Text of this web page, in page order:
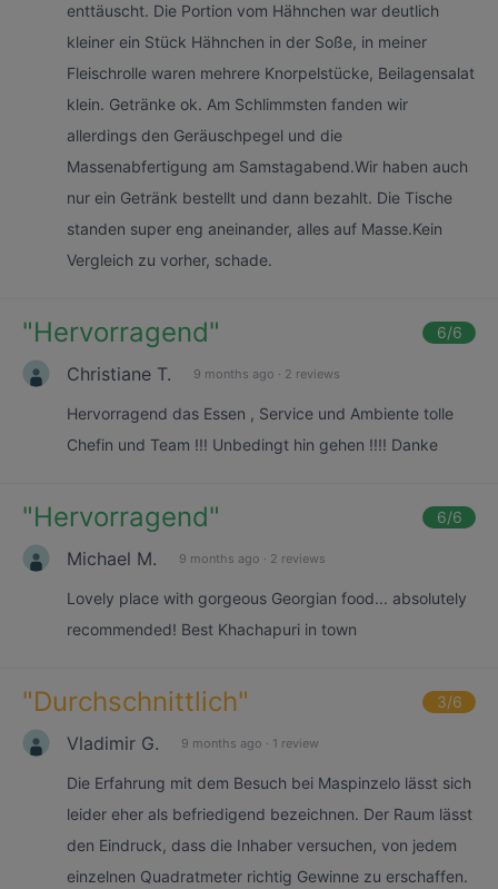
enttäuscht. Die Portion vom Hähnchen war deutlich
kleiner ein Stück Hähnchen in der Soße, in meiner
Fleischrolle waren mehrere Knorpelstücke, Beilagensalat
klein. Getränke ok. Am Schlimmsten fanden wir
allerdings den Geräuschpegel und die
Massenabfertigung am Samstagabend.Wir haben auch
nur ein Getränk bestellt und dann bezahlt. Die Tische
standen super eng aneinander, alles auf Masse.Kein
Vergleich zu vorher, schade.
"Hervorragend" 6/6
Christiane T. 9 months ago · 2 reviews
Hervorragend das Essen , Service und Ambiente tolle
Chefin und Team !!! Unbedingt hin gehen !!!! Danke
"Hervorragend" 6/6
Michael M. 9 months ago · 2 reviews
Lovely place with gorgeous Georgian food... absolutely
recommended! Best Khachapuri in town
"Durchschnittlich" 3/6
Vladimir G. 9 months ago · 1 review
Die Erfahrung mit dem Besuch bei Maspinzelo lässt sich
leider eher als befriedigend bezeichnen. Der Raum lässt
den Eindruck, dass die Inhaber versuchen, von jedem
einzelnen Quadratmeter richtig Gewinne zu erschaffen.